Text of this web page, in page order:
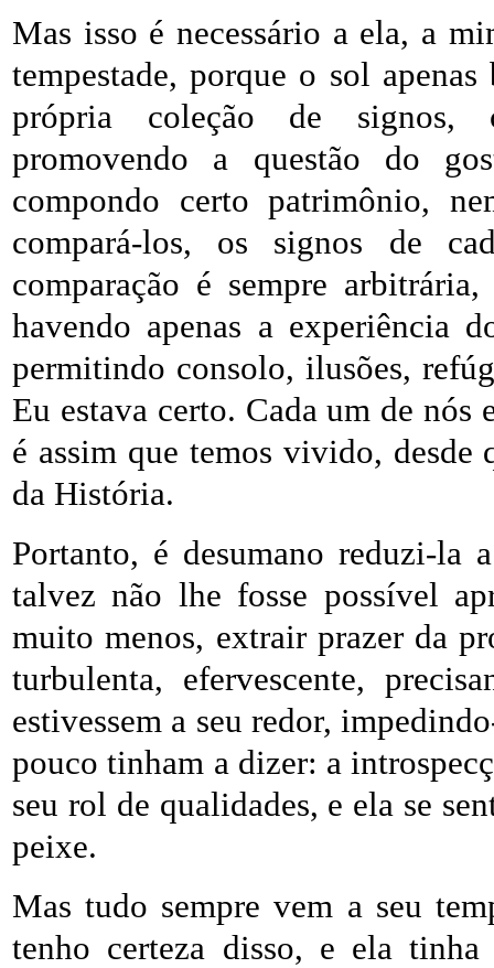
Mas isso é necessário a ela, a
tempestade, porque o sol
própria coleção de signos,
promovendo a questão do
compondo certo patrimônio,
compará-los, os signos de
comparação é sempre
havendo apenas a experiência
permitindo consolo, ilusões,
Eu estava certo. Cada um de nós
é assim que temos vivido, desde
da História.
Portanto, é desumano reduzi-la
talvez não lhe fosse possível
muito menos, extrair prazer da
turbulenta, efervescente,
estivessem a seu redor,
pouco tinham a dizer: a
seu rol de qualidades, e ela se
peixe.
Mas tudo sempre vem a seu
tenho certeza disso, e ela